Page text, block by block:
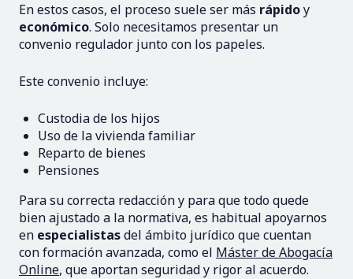
En estos casos, el proceso suele ser más rápidoy
económico. Solo necesitamos presentar un
convenio regulador junto con los papeles.
Este convenio incluye:
Custodia de los hijos
Uso de la vivienda familiar
Reparto de bienes
Pensiones
Para su correcta redacción y para que todo quede
bien ajustado a la normativa, es habitual apoyarnos
en especialistasdel ámbito jurídico que cuentan
con formación avanzada, como el Máster de Abogacía
Online, que aportan seguridad y rigor al acuerdo.